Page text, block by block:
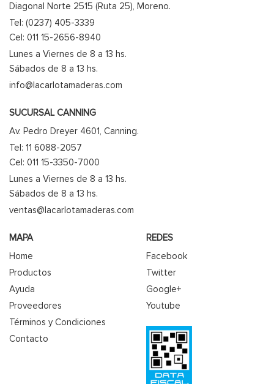
Diagonal Norte 2515 (Ruta 25), Moreno.
Tel: (0237) 405-3339
Cel: 011 15-2656-8940
Lunes a Viernes de 8 a 13 hs.
Sábados de 8 a 13 hs.
info@lacarlotamaderas.com
SUCURSAL CANNING
Av. Pedro Dreyer 4601, Canning.
Tel: 11 6088-2057
Cel: 011 15-3350-7000
Lunes a Viernes de 8 a 13 hs.
Sábados de 8 a 13 hs.
ventas@lacarlotamaderas.com
MAPA
Home
Productos
Ayuda
Proveedores
Términos y Condiciones
Contacto
REDES
Facebook
Twitter
Google+
Youtube